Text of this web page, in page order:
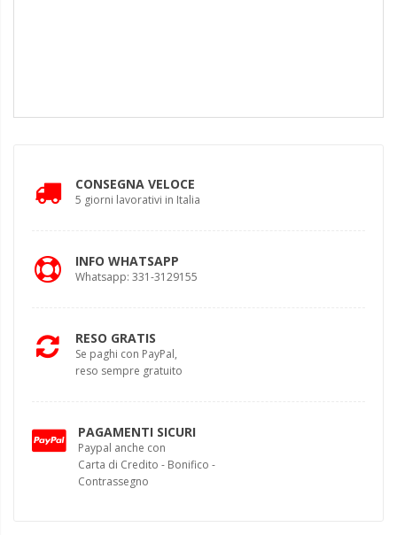
CONSEGNA VELOCE
5 giorni lavorativi in Italia
INFO WHATSAPP
Whatsapp: 331-3129155
RESO GRATIS
Se paghi con PayPal,
reso sempre gratuito
PAGAMENTI SICURI
Paypal anche con
Carta di Credito - Bonifico -
Contrassegno